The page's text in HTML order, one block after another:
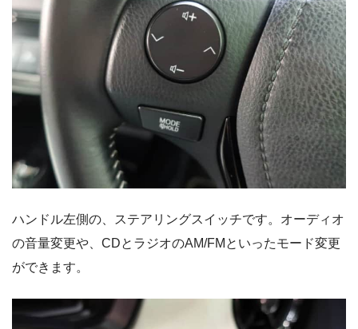
ハンドル左側の、ステアリングスイッチです。オーディオ
の音量変更や、CDとラジオのAM/FMといったモード変更
ができます。